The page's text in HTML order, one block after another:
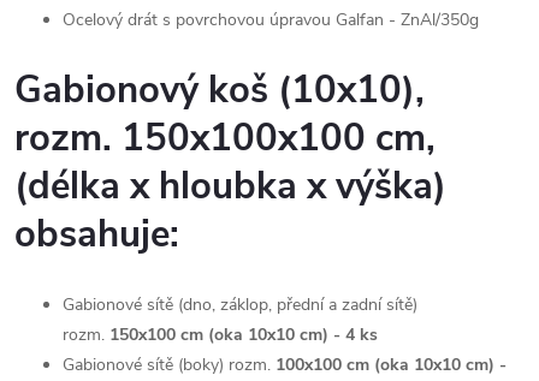
Ocelový drát s povrchovou úpravou Galfan - ZnAl/350g
Gabionový koš (10x10),
rozm. 150x100x100 cm,
(délka x hloubka x výška)
obsahuje:
Gabionové sítě (dno, záklop, přední a zadní sítě)
rozm. 150x100 cm (oka 10x10 cm) - 4 ks
Gabionové sítě (boky) rozm. 100x100 cm (oka 10x10 cm) -